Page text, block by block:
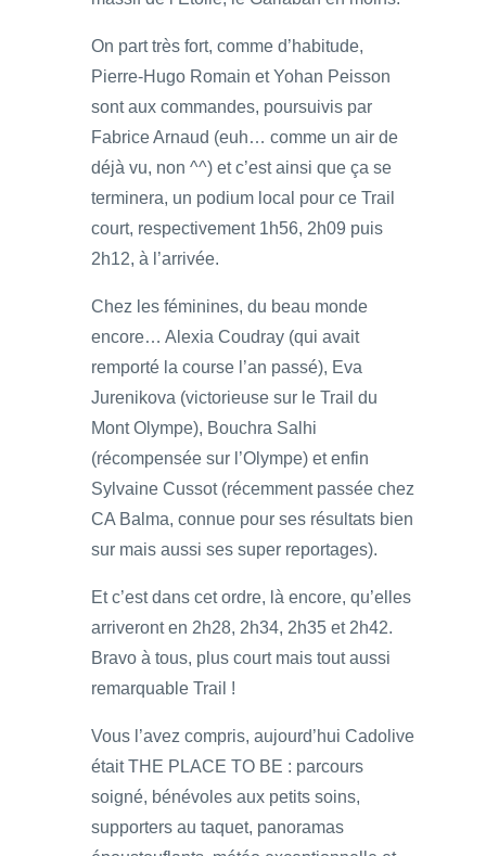
On part très fort, comme d’habitude,
Pierre-Hugo Romain et Yohan Peisson
sont aux commandes, poursuivis par
Fabrice Arnaud (euh… comme un air de
déjà vu, non ^^) et c’est ainsi que ça se
terminera, un podium local pour ce Trail
court, respectivement 1h56, 2h09 puis
2h12, à l’arrivée.
Chez les féminines, du beau monde
encore… Alexia Coudray (qui avait
remporté la course l’an passé), Eva
Jurenikova (victorieuse sur le Trail du
Mont Olympe), Bouchra Salhi
(récompensée sur l’Olympe) et enfin
Sylvaine Cussot (récemment passée chez
CA Balma, connue pour ses résultats bien
sur mais aussi ses super reportages).
Et c’est dans cet ordre, là encore, qu’elles
arriveront en 2h28, 2h34, 2h35 et 2h42.
Bravo à tous, plus court mais tout aussi
remarquable Trail !
Vous l’avez compris, aujourd’hui Cadolive
était THE PLACE TO BE : parcours
soigné, bénévoles aux petits soins,
supporters au taquet, panoramas